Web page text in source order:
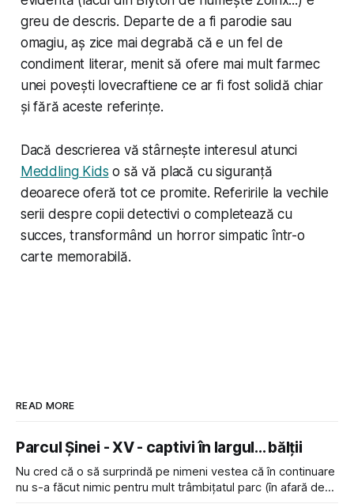
greu de descris. Departe de a fi parodie sau
omagiu, aș zice mai degrabă că e un fel de
condiment literar, menit să ofere mai mult farmec
unei povești lovecraftiene ce ar fi fost solidă chiar
și fără aceste referințe.
Dacă descrierea vă stârnește interesul atunci
Meddling Kids o să vă placă cu siguranță
deoarece oferă tot ce promite. Referirile la vechile
serii despre copii detectivi o completează cu
succes, transformând un horror simpatic într-o
carte memorabilă.
READ MORE
Parcul Șinei - XV - captivi în largul... bălții
Nu cred că o să surprindă pe nimeni vestea că în continuare
nu s-a făcut nimic pentru mult trâmbițatul parc (în afară de